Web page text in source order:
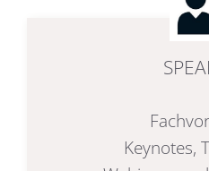
Keynotes,